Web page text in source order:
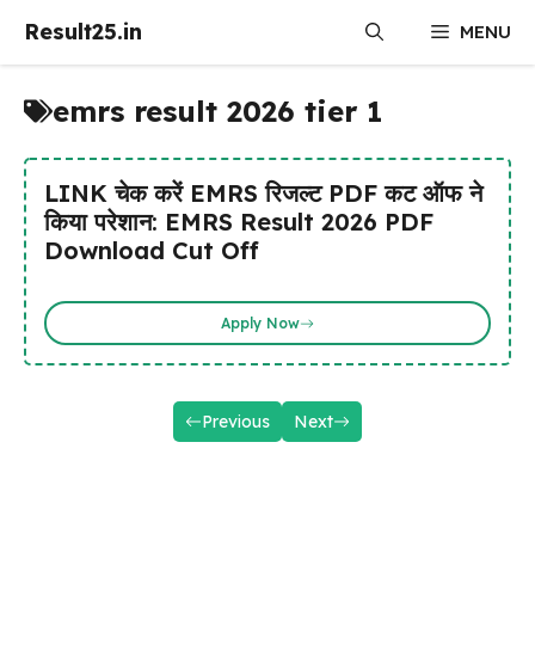
Result25.in MENU
emrs result 2026 tier 1
LINK चेक करें EMRS रिजल्ट PDF कट ऑफ ने
किया परेशान: EMRS Result 2026 PDF
Download Cut Off
Apply Now
Previous Next